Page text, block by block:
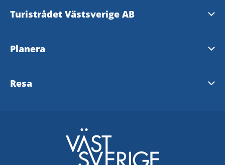
Turistrådet Västsverige AB
Tipsa om evenemang
Turistrådet Västsverige AB
Planera
Nyhetsbrev från Västsverige
Tillgänglighetsguide - TD
Resa